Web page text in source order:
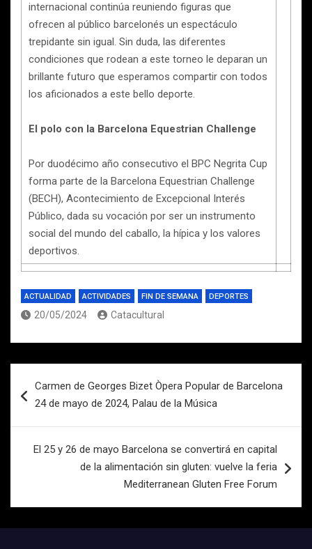
internacional continúa reuniendo figuras que
ofrecen al público barcelonés un espectáculo
trepidante sin igual. Sin duda, las diferentes
condiciones que rodean a este torneo le deparan un
brillante futuro que esperamos compartir con todos
los aficionados a este bello deporte.
El polo con la Barcelona Equestrian Challenge
Por duodécimo año consecutivo el BPC Negrita Cup
forma parte de la Barcelona Equestrian Challenge
(BECH), Acontecimiento de Excepcional Interés
Público, dada su vocación por ser un instrumento
social del mundo del caballo, la hípica y los valores
deportivos.
ACTUALIDAD ACTIVIDADES FIN DE SEMANA DEPORTES
20/05/2024 Catacultural
de
Carmen de Georges Bizet Òpera Popular de Barcelona
24 de mayo de 2024, Palau de la Música
El 25 y 26 de mayo Barcelona se convertirá en capital
de la alimentación sin gluten: vuelve la feria
Mediterranean Gluten Free Forum